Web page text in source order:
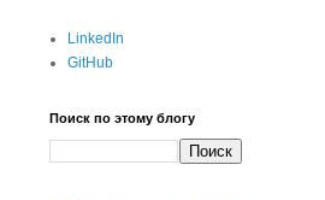
LinkedIn
GitHub
Поиск по этому блогу